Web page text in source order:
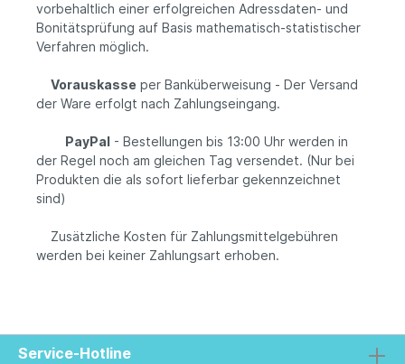
vorbehaltlich einer erfolgreichen Adressdaten- und
Bonitätsprüfung auf Basis mathematisch-statistischer
Verfahren möglich.
Vorauskasse per Banküberweisung - Der Versand
der Ware erfolgt nach Zahlungseingang.
PayPal - Bestellungen bis 13:00 Uhr werden in
der Regel noch am gleichen Tag versendet. (Nur bei
Produkten die als sofort lieferbar gekennzeichnet
sind)
Zusätzliche Kosten für Zahlungsmittelgebühren
werden bei keiner Zahlungsart erhoben.
Service-Hotline